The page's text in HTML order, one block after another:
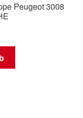
Peugeot 3008